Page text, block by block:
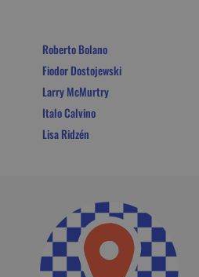
Roberto Bolano
Fiodor Dostojewski
Larry McMurtry
Italo Calvino
Lisa Ridzén